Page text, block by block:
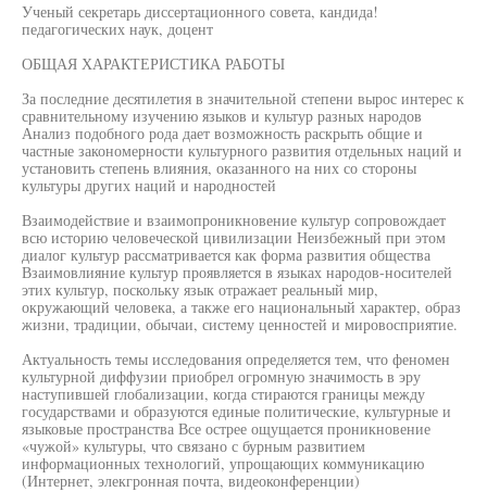
Ученый секретарь диссертационного совета, кандида!
педагогических наук, доцент
ОБЩАЯ ХАРАКТЕРИСТИКА РАБОТЫ
За последние десятилетия в значительной степени вырос интерес к
сравнительному изучению языков и культур разных народов
Анализ подобного рода дает возможность раскрыть общие и
частные закономерности культурного развития отдельных наций и
установить степень влияния, оказанного на них со стороны
культуры других наций и народностей
Взаимодействие и взаимопроникновение культур сопровождает
всю историю человеческой цивилизации Неизбежный при этом
диалог культур рассматривается как форма развития общества
Взаимовлияние культур проявляется в языках народов-носителей
этих культур, поскольку язык отражает реальный мир,
окружающий человека, а также его национальный характер, образ
жизни, традиции, обычаи, систему ценностей и мировосприятие.
Актуальность темы исследования определяется тем, что феномен
культурной диффузии приобрел огромную значимость в эру
наступившей глобализации, когда стираются границы между
государствами и образуются единые политические, культурные и
языковые пространства Все острее ощущается проникновение
«чужой» культуры, что связано с бурным развитием
информационных технологий, упрощающих коммуникацию
(Интернет, элекгронная почта, видеоконференции)